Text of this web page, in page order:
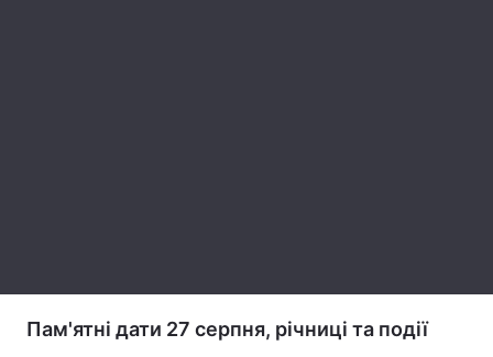
Пам'ятні дати 27 серпня, річниці та події